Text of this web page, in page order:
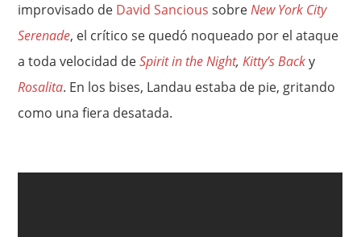
improvisado de David Sancious sobreNew York City
Serenade, el crítico se quedó noqueado por el ataque
a toda velocidad deSpirit in the Night,Kitty’s Backy
Rosalita. En los bises, Landau estaba de pie, gritando
como una fiera desatada.